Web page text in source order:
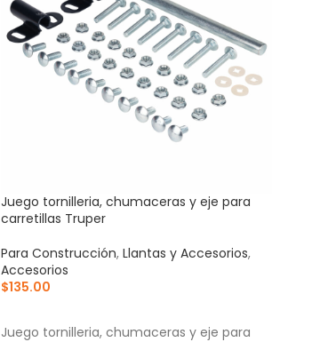
Juego tornilleria, chumaceras y eje para
carretillas Truper
Para Construcción, Llantas y Accesorios,
Accesorios
$135.00
Juego tornilleria, chumaceras y eje para